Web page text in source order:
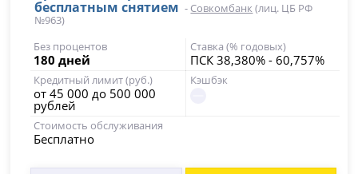
бесплатным снятием - Совкомбанк (лиц. ЦБ РФ
№963)
Без процентов
180 дней
Ставка (% годовых)
ПСК 38,380% - 60,757%
Кредитный лимит (руб.)
от 45 000 до 500 000
рублей
Кэшбэк
Стоимость обслуживания
Бесплатно